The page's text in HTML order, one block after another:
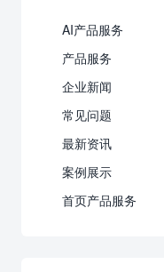
AI产品服务
产品服务
企业新闻
常见问题
最新资讯
案例展示
首页产品服务